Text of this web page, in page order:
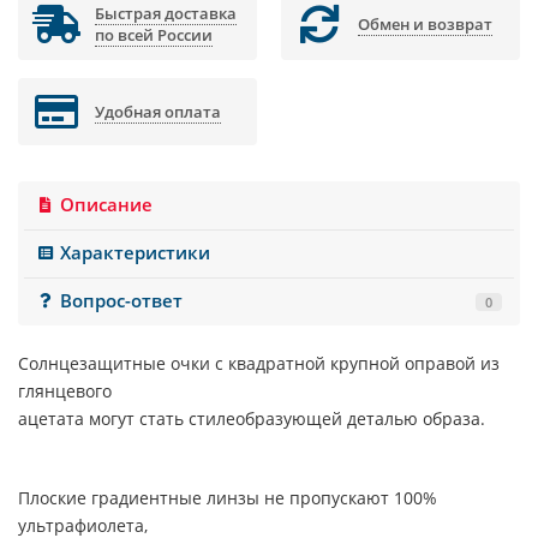
Быстрая доставка
по всей России
Обмен и возврат
Удобная оплата
Описание
Характеристики
Вопрос-ответ
0
Солнцезащитные очки с квадратной крупной оправой из
глянцевого
ацетата могут стать стилеобразующей деталью образа.
Плоские градиентные линзы не пропускают 100%
ультрафиолета,